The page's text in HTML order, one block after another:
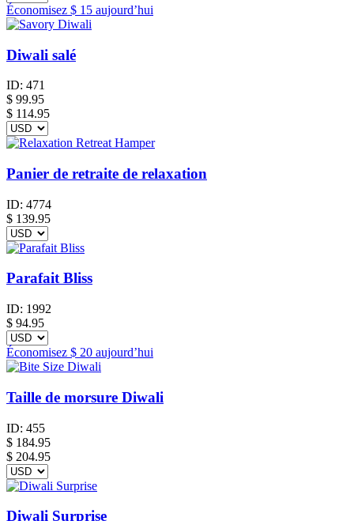
Économisez $ 15 aujourd’hui
Diwali salé
ID: 471
$ 99.95
$ 114.95
Panier de retraite de relaxation
ID: 4774
$ 139.95
Parafait Bliss
ID: 1992
$ 94.95
Économisez $ 20 aujourd’hui
Taille de morsure Diwali
ID: 455
$ 184.95
$ 204.95
Diwali Surprise